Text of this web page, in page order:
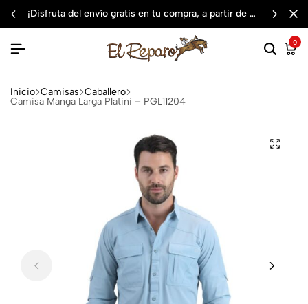
¡disfruta del envío gratis en tu compra, a partir de $3,000 mxn
0
Inicio Camisas Caballero
Camisa Manga Larga Platini – PGL11204